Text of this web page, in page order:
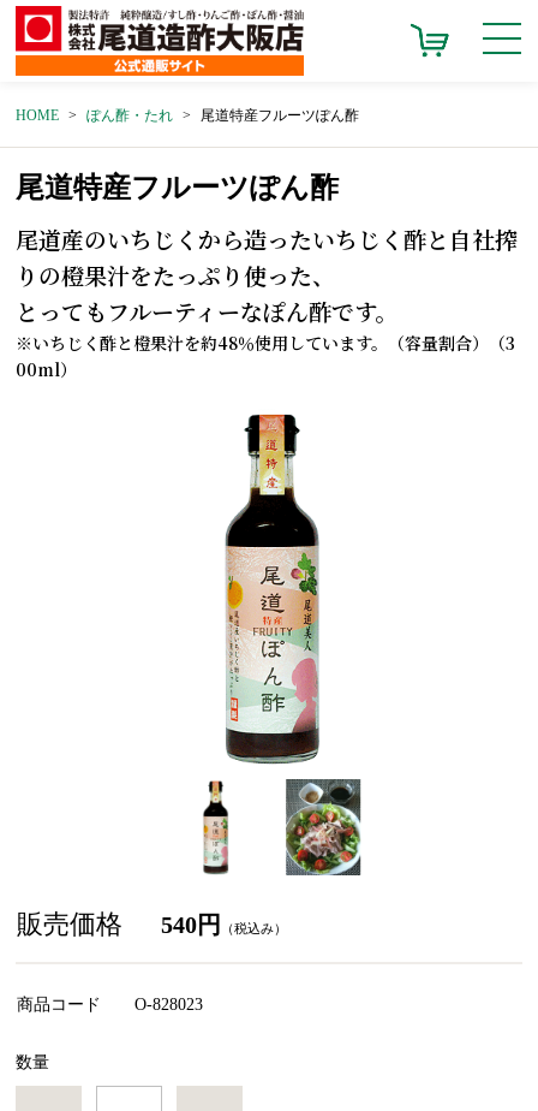
HOME ぽん酢・たれ 尾道特産フルーツぽん酢
尾道特産フルーツぽん酢
尾道産のいちじくから造ったいちじく酢と自社搾
りの橙果汁をたっぷり使った、
とってもフルーティーなぽん酢です。
※いちじく酢と橙果汁を約48％使用しています。（容量割合）（3
00ml）
販売価格 540円 （税込み）
商品コード O-828023
数量